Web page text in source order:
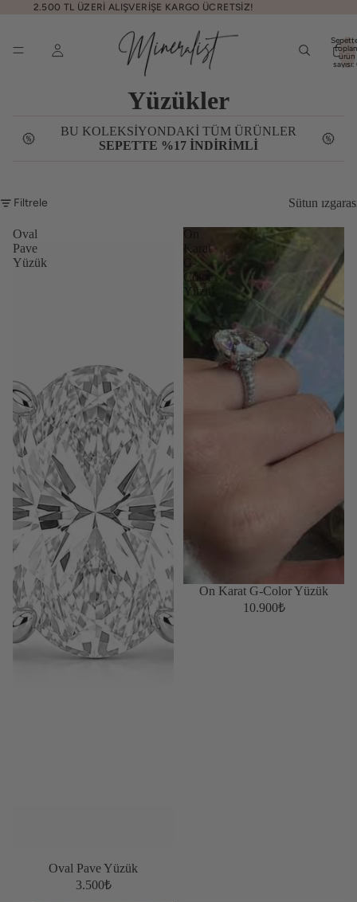
2.500 TL ÜZERİ ALIŞVERİŞE KARGO ÜCRETSİZ!
ürün
sayısı:
Yüzükler
BU KOLEKSİYONDAKİ TÜM ÜRÜNLER
SEPETTE %17 İNDİRİMLİ
Filtrele Sütun
Oval
Pave
Yüzük
Oval Pave Yüzük
3.500₺
Karat
G-
Color
Yüzük
On Karat G-Color Yüzük
10.900₺